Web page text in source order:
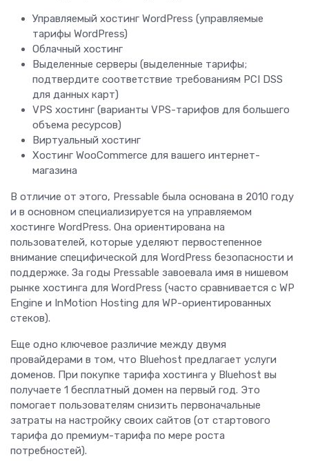
Управляемый хостинг WordPress (управляемые
тарифы WordPress)
Облачный хостинг
Выделенные серверы (выделенные тарифы;
подтвердите соответствие требованиям PCI DSS
для данных карт)
VPS хостинг (варианты VPS-тарифов для большего
объема ресурсов)
Виртуальный хостинг
Хостинг WooCommerce для вашего интернет-
магазина
В отличие от этого, Pressable была основана в 2010 году
и в основном специализируется на управляемом
хостинге WordPress. Она ориентирована на
пользователей, которые уделяют первостепенное
внимание специфической для WordPress безопасности и
поддержке. За годы Pressable завоевала имя в нишевом
рынке хостинга для WordPress (часто сравнивается с WP
Engine и InMotion Hosting для WP-ориентированных
стеков).
Еще одно ключевое различие между двумя
провайдерами в том, что Bluehost предлагает услуги
доменов. При покупке тарифа хостинга у Bluehost вы
получаете 1 бесплатный домен на первый год. Это
помогает пользователям снизить первоначальные
затраты на настройку своих сайтов (от стартового
тарифа до премиум-тарифа по мере роста
потребностей).